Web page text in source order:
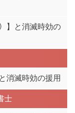
】と消滅時効の
消滅時効の援用
士